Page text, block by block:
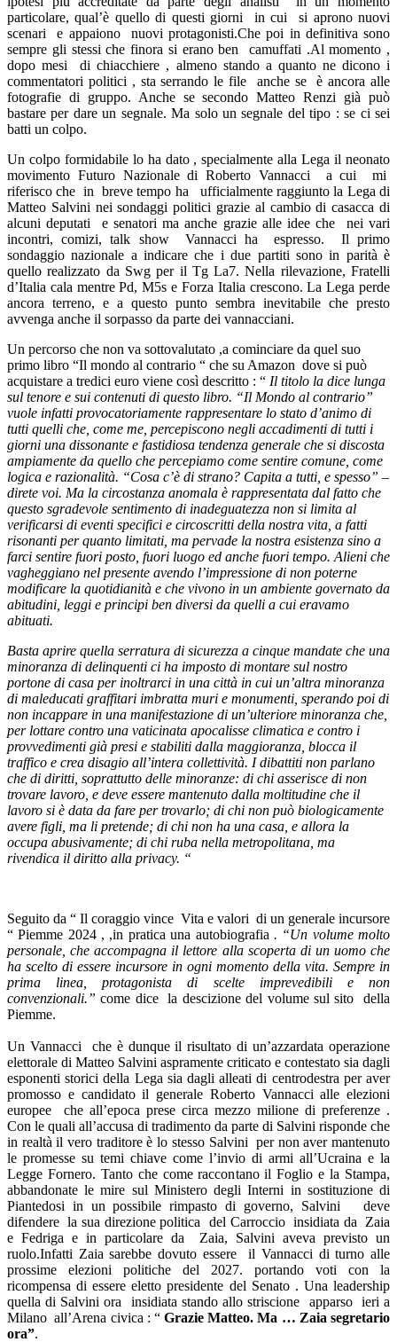
particolare, qual’è quello di questi giorni in cui si aprono nuovi
scenari e appaiono nuovi protagonisti.Che poi in definitiva sono
sempre gli stessi che finora si erano ben camuffati .Al momento ,
dopo mesi di chiacchiere , almeno stando a quanto ne dicono i
commentatori politici , sta serrando le file anche se è ancora alle
fotografie di gruppo. Anche se secondo Matteo Renzi già può
bastare per dare un segnale. Ma solo un segnale del tipo : se ci sei
batti un colpo.
Un colpo formidabile lo ha dato , specialmente alla Lega il neonato
movimento Futuro Nazionale di Roberto Vannacci a cui mi
riferisco che in breve tempo ha ufficialmente raggiunto la Lega di
Matteo Salvini nei sondaggi politici grazie al cambio di casacca di
alcuni deputati e senatori ma anche grazie alle idee che nei vari
incontri, comizi, talk show Vannacci ha espresso. Il primo
sondaggio nazionale a indicare che i due partiti sono in parità è
quello realizzato da Swg per il Tg La7. Nella rilevazione, Fratelli
d’Italia cala mentre Pd, M5s e Forza Italia crescono. La Lega perde
ancora terreno, e a questo punto sembra inevitabile che presto
avvenga anche il sorpasso da parte dei vannacciani.
Un percorso che non va sottovalutato ,a cominciare da quel suo
primo libro “Il mondo al contrario “ che su Amazon dove si può
acquistare a tredici euro viene così descritto : “ Il titolo la dice lunga
sul tenore e sui contenuti di questo libro. “Il Mondo al contrario”
vuole infatti provocatoriamente rappresentare lo stato d’animo di
tutti quelli che, come me, percepiscono negli accadimenti di tutti i
giorni una dissonante e fastidiosa tendenza generale che si discosta
ampiamente da quello che percepiamo come sentire comune, come
logica e razionalità. “Cosa c’è di strano? Capita a tutti, e spesso” –
direte voi. Ma la circostanza anomala è rappresentata dal fatto che
questo sgradevole sentimento di inadeguatezza non si limita al
verificarsi di eventi specifici e circoscritti della nostra vita, a fatti
risonanti per quanto limitati, ma pervade la nostra esistenza sino a
farci sentire fuori posto, fuori luogo ed anche fuori tempo. Alieni che
vagheggiano nel presente avendo l’impressione di non poterne
modificare la quotidianità e che vivono in un ambiente governato da
abitudini, leggi e principi ben diversi da quelli a cui eravamo
abituati.
Basta aprire quella serratura di sicurezza a cinque mandate che una
minoranza di delinquenti ci ha imposto di montare sul nostro
portone di casa per inoltrarci in una città in cui un’altra minoranza
di maleducati graffitari imbratta muri e monumenti, sperando poi di
non incappare in una manifestazione di un’ulteriore minoranza che,
per lottare contro una vaticinata apocalisse climatica e contro i
provvedimenti già presi e stabiliti dalla maggioranza, blocca il
traffico e crea disagio all’intera collettività. I dibattiti non parlano
che di diritti, soprattutto delle minoranze: di chi asserisce di non
trovare lavoro, e deve essere mantenuto dalla moltitudine che il
lavoro si è data da fare per trovarlo; di chi non può biologicamente
avere figli, ma li pretende; di chi non ha una casa, e allora la
occupa abusivamente; di chi ruba nella metropolitana, ma
rivendica il diritto alla privacy. “
Seguito da “ Il coraggio vince Vita e valori di un generale incursore
“ Piemme 2024 , ,in pratica una autobiografia . “Un volume molto
personale, che accompagna il lettore alla scoperta di un uomo che
ha scelto di essere incursore in ogni momento della vita. Sempre in
prima linea, protagonista di scelte imprevedibili e non
convenzionali.”come dice la descizione del volume sul sito della
Piemme.
Un Vannacci che è dunque il risultato di un’azzardata operazione
elettorale di Matteo Salvini aspramente criticato e contestato sia dagli
esponenti storici della Lega sia dagli alleati di centrodestra per aver
promosso e candidato il generale Roberto Vannacci alle elezioni
europee che all’epoca prese circa mezzo milione di preferenze .
Con le quali all’accusa di tradimento da parte di Salvini risponde che
in realtà il vero traditore è lo stesso Salvini per non aver mantenuto
le promesse su temi chiave come l’invio di armi all’Ucraina e la
Legge Fornero. Tanto che come raccontano il Foglio e la Stampa,
abbandonate le mire sul Ministero degli Interni in sostituzione di
Piantedosi in un possibile rimpasto di governo, Salvini deve
difendere la sua direzione politica del Carroccio insidiata da Zaia
e Fedriga e in particolare da Zaia, Salvini aveva previsto un
ruolo.Infatti Zaia sarebbe dovuto essere il Vannacci di turno alle
prossime elezioni politiche del 2027. portando voti con la
ricompensa di essere eletto presidente del Senato . Una leadership
quella di Salvini ora insidiata stando allo striscione apparso ieri a
Milano all’Arena civica : “Grazie Matteo. Ma … Zaia segretario
ora”.